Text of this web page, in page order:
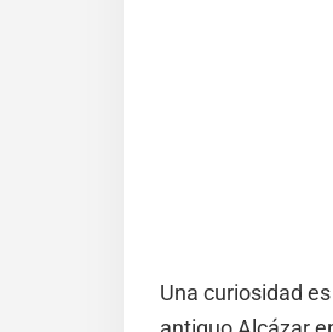
Una curiosidad